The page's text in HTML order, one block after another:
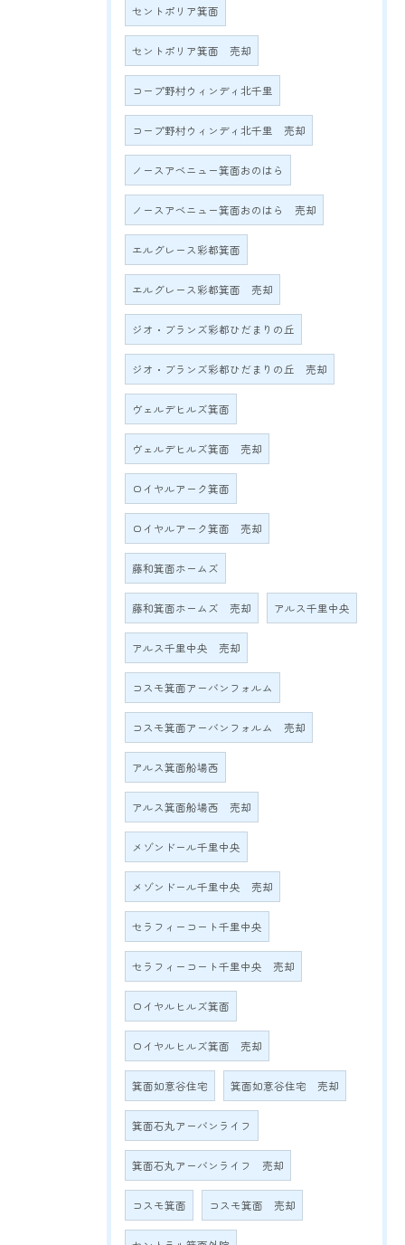
セントポリア箕面
セントポリア箕面 売却
コープ野村ウィンディ北千里
コープ野村ウィンディ北千里 売却
ノースアベニュー箕面おのはら
ノースアベニュー箕面おのはら 売却
エルグレース彩都箕面
エルグレース彩都箕面 売却
ジオ・ブランズ彩都ひだまりの丘
ジオ・ブランズ彩都ひだまりの丘 売却
ヴェルデヒルズ箕面
ヴェルデヒルズ箕面 売却
ロイヤルアーク箕面
ロイヤルアーク箕面 売却
藤和箕面ホームズ
藤和箕面ホームズ 売却 アルス千里中央
アルス千里中央 売却
コスモ箕面アーバンフォルム
コスモ箕面アーバンフォルム 売却
アルス箕面船場西
アルス箕面船場西 売却
メゾンドール千里中央
メゾンドール千里中央 売却
セラフィーコート千里中央
セラフィーコート千里中央 売却
ロイヤルヒルズ箕面
ロイヤルヒルズ箕面 売却
箕面如意谷住宅 箕面如意谷住宅 売却
箕面石丸アーバンライフ
箕面石丸アーバンライフ 売却
コスモ箕面 コスモ箕面 売却